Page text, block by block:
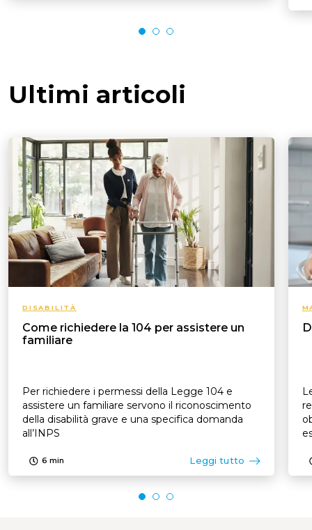
Ultimi articoli
DISABILITÀ
Come richiedere la 104 per assistere un
familiare
Per richiedere i permessi della Legge 104 e
assistere un familiare servono il riconoscimento
della disabilità grave e una specifica domanda
all’INPS
6 min Leggi tutto